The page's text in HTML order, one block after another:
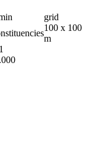
grid
100 x 100
m